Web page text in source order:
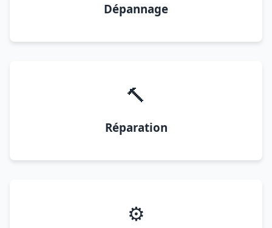
Dépannage
🔨
Réparation
⚙️